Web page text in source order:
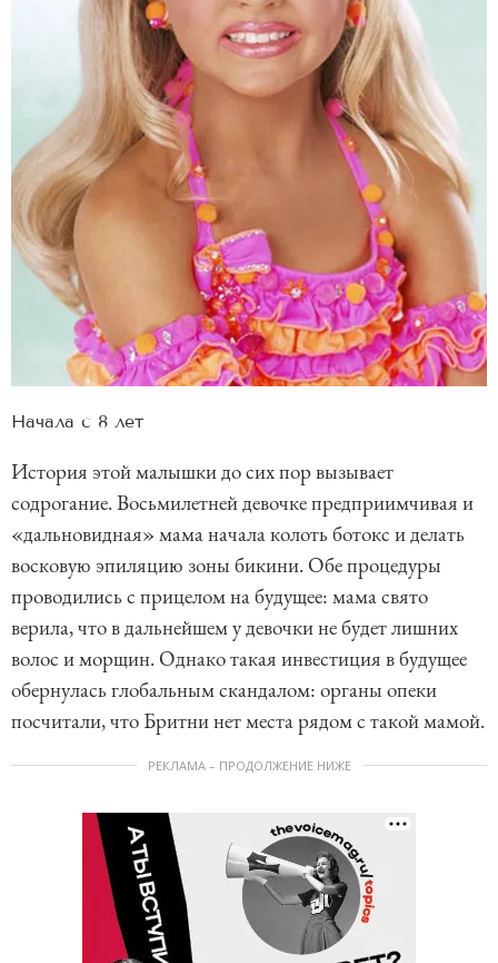
Начала с 8 лет
История этой малышки до сих пор вызывает
содрогание. Восьмилетней девочке предприимчивая и
«дальновидная» мама начала колоть ботокс и делать
восковую эпиляцию зоны бикини. Обе процедуры
проводились с прицелом на будущее: мама свято
верила, что в дальнейшем у девочки не будет лишних
волос и морщин. Однако такая инвестиция в будущее
обернулась глобальным скандалом: органы опеки
посчитали, что Бритни нет места рядом с такой мамой.
РЕКЛАМА – ПРОДОЛЖЕНИЕ НИЖЕ